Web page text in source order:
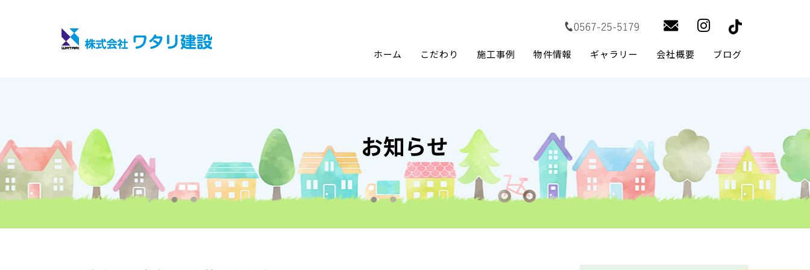
ホーム こだわり 施工事例 物件情報 ギャラリー 会社概要 ブログ
お知らせ